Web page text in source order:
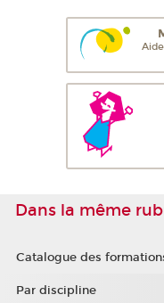
Dans la même
Catalogue des
Par discipline